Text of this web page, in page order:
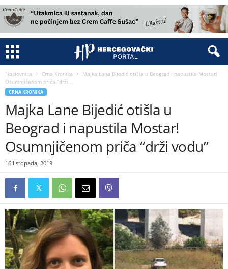
Naslovnica Crna Kronika
Majka Lane Bijedić otišla u Beograd i napustila Mostar!
Osumnjičenom priča “drži...
CRNA KRONIKA
Majka Lane Bijedić otišla u
Beograd i napustila Mostar!
Osumnjičenom priča “drži vodu”
16 listopada, 2019